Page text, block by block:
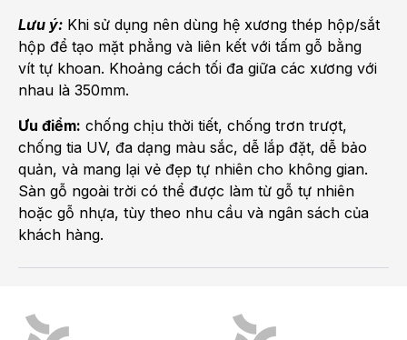
Lưu ý: Khi sử dụng nên dùng hệ xương thép hộp/sắt
hộp để tạo mặt phẳng và liên kết với tấm gỗ bằng
vít tự khoan. Khoảng cách tối đa giữa các xương với
nhau là 350mm.
Ưu điểm: chống chịu thời tiết, chống trơn trượt,
chống tia UV, đa dạng màu sắc, dễ lắp đặt, dễ bảo
quản, và mang lại vẻ đẹp tự nhiên cho không gian.
Sàn gỗ ngoài trời có thể được làm từ gỗ tự nhiên
hoặc gỗ nhựa, tùy theo nhu cầu và ngân sách của
khách hàng.